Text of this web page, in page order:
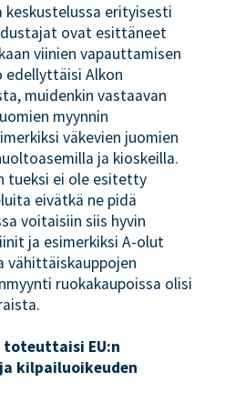
erityisesti
ovat esittäneet
viinien vapauttamisen
edellyttäisi Alkon
muidenkin vastaavan
myynnin
väkevien juomien
ja kioskeilla.
tueksi ei ole esitetty
eivätkä ne pidä
voitaisiin siis hyvin
ja esimerkiksi A-olut
vähittäiskauppojen
ruokakaupoissa olisi
toteuttaisi EU:n
kilpailuoikeuden